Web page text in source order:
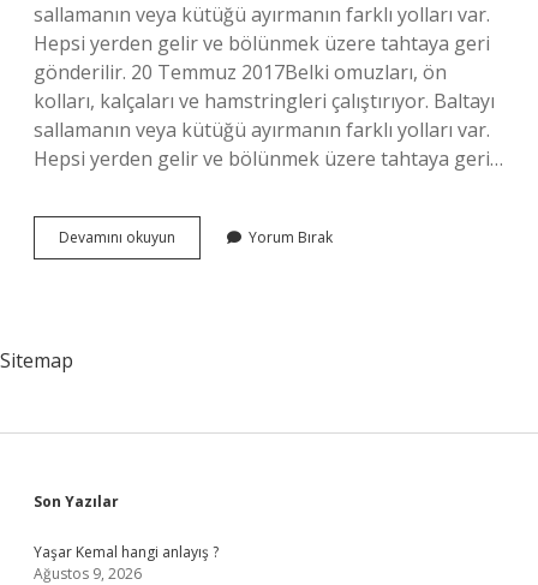
sallamanın veya kütüğü ayırmanın farklı yolları var.
Hepsi yerden gelir ve bölünmek üzere tahtaya geri
gönderilir. 20 Temmuz 2017Belki omuzları, ön
kolları, kalçaları ve hamstringleri çalıştırıyor. Baltayı
sallamanın veya kütüğü ayırmanın farklı yolları var.
Hepsi yerden gelir ve bölünmek üzere tahtaya geri…
Devamını okuyun
Nerede
Yorum Bırak
Sitemap
Sidebar
Son Yazılar
Yaşar Kemal hangi anlayış ?
Ağustos 9, 2026